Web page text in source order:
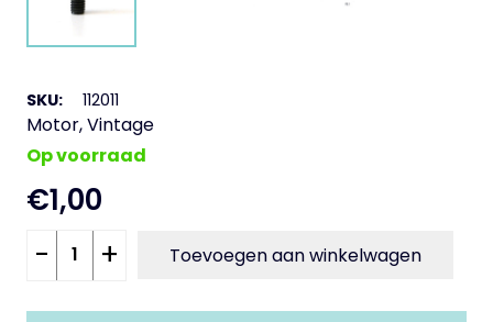
SKU: 112011
Motor,Vintage
Op voorraad
€1,00
Draad
eind
M6x36mm
- + Toevoegen aan winkelwagen